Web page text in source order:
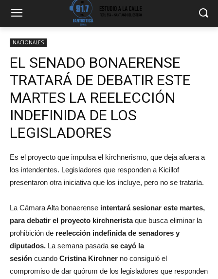
NACIONALES
EL SENADO BONAERENSE
TRATARÁ DE DEBATIR ESTE
MARTES LA REELECCIÓN
INDEFINIDA DE LOS
LEGISLADORES
Es el proyecto que impulsa el kirchnerismo, que deja afuera a
los intendentes. Legisladores que responden a Kicillof
presentaron otra iniciativa que los incluye, pero no se trataría.
La Cámara Alta bonaerense intentará sesionar este martes,
para debatir el proyecto kirchneristaque busca eliminar la
prohibición de reelección indefinida de senadores y
diputados. La semana pasada se cayó la
sesión cuando Cristina Kirchner no consiguió el
compromiso de dar quórum de los legisladores que responden